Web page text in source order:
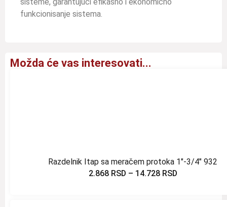
funkcionisanje sistema.
Možda će vas interesovati...
Razdelnik Itap sa meračem protoka 1″-3/4″ 932
2.868 RSD – 14.728 RSD